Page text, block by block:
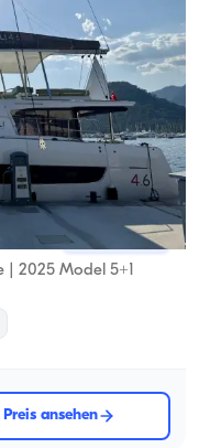
Neues Boot
| 2025 Model 5+1
ansehen